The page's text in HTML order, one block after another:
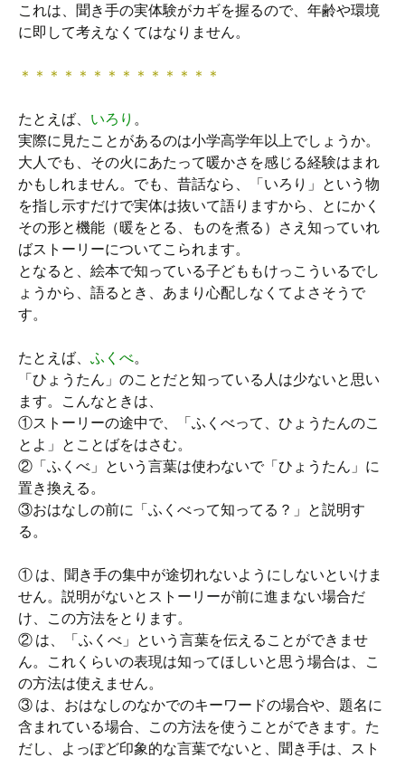
これは、聞き手の実体験がカギを握るので、年齢や環境
に即して考えなくてはなりません。
＊＊＊＊＊＊＊＊＊＊＊＊＊＊
たとえば、 いろり 。
実際に見たことがあるのは小学高学年以上でしょうか。
大人でも、その火にあたって暖かさを感じる経験はまれ
かもしれません。でも、昔話なら、「いろり」という物
を指し示すだけで実体は抜いて語りますから、とにかく
その形と機能（暖をとる、ものを煮る）さえ知っていれ
ばストーリーについてこられます。
となると、絵本で知っている子どももけっこういるでし
ょうから、語るとき、あまり心配しなくてよさそうで
す。
たとえば、 ふくべ。
「ひょうたん」のことだと知っている人は少ないと思い
ます。こんなときは、
①ストーリーの途中で、「ふくべって、ひょうたんのこ
とよ」とことばをはさむ。
②「ふくべ」という言葉は使わないで「ひょうたん」に
置き換える。
③おはなしの前に「ふくべって知ってる？」と説明す
る。
① は、聞き手の集中が途切れないようにしないといけま
せん。説明がないとストーリーが前に進まない場合だ
け、この方法をとります。
② は、「ふくべ」という言葉を伝えることができませ
ん。これくらいの表現は知ってほしいと思う場合は、こ
の方法は使えません。
③ は、おはなしのなかでのキーワードの場合や、題名に
含まれている場合、この方法を使うことができます。た
だし、よっぽど印象的な言葉でないと、聞き手は、スト